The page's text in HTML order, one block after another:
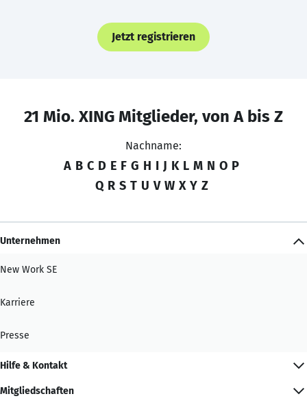
Jetzt registrieren
21 Mio. XING Mitglieder, von A bis Z
Nachname:
A B C D E F G H I J K L M N O P
Q R S T U V W X Y Z
Unternehmen
New Work SE
Karriere
Presse
Hilfe & Kontakt
Mitgliedschaften